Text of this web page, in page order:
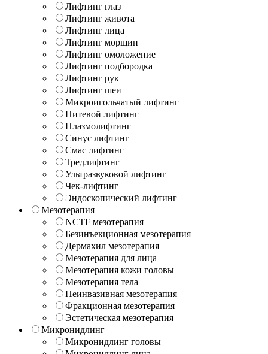
Лифтинг глаз
Лифтинг живота
Лифтинг лица
Лифтинг морщин
Лифтинг омоложение
Лифтинг подбородка
Лифтинг рук
Лифтинг шеи
Микроигольчатый лифтинг
Нитевой лифтинг
Плазмолифтинг
Синус лифтинг
Смас лифтинг
Тредлифтинг
Ультразвуковой лифтинг
Чек-лифтинг
Эндоскопический лифтинг
Мезотерапия
NCTF мезотерапия
Безинъекционная мезотерапия
Дермахил мезотерапия
Мезотерапия для лица
Мезотерапия кожи головы
Мезотерапия тела
Неинвазивная мезотерапия
Фракционная мезотерапия
Эстетическая мезотерапия
Микронидлинг
Микронидлинг головы